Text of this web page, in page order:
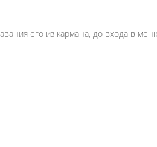
его из кармана, до входа в